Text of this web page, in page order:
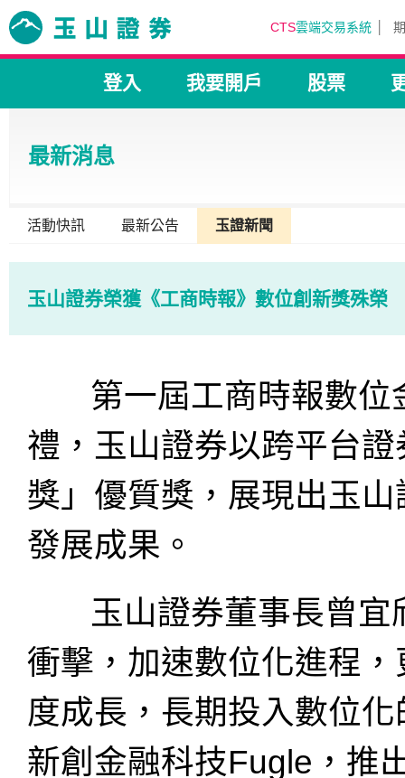
CTS雲端交易系統
登入 我要開戶 股票
最新消息
活動快訊 最新公告 玉證新聞
玉山證券榮獲《工商時報》數位創新獎殊榮
第一屆工商時報數位
禮，玉山證券以跨平台
獎」優質獎，展現出玉
發展成果。
玉山證券董事長曾宜
衝擊，加速數位化進程
度成長，長期投入數位
新創金融科技Fugle，推